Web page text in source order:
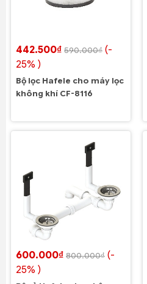
442.500₫ 590.000₫ (-
25% )
Bộ lọc Hafele cho máy lọc
không khí CF-8116
600.000₫ 800.000₫ (-
25% )